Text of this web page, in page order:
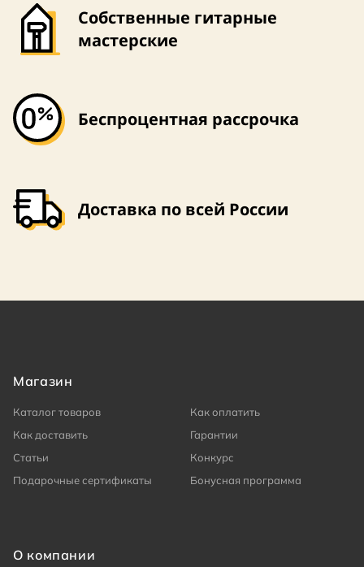
Собственные гитарные
мастерские
Беспроцентная рассрочка
Доставка по всей России
Магазин
Каталог товаров
Как оплатить
Как доставить
Гарантии
Статьи
Конкурс
Подарочные сертификаты
Бонусная программа
О компании